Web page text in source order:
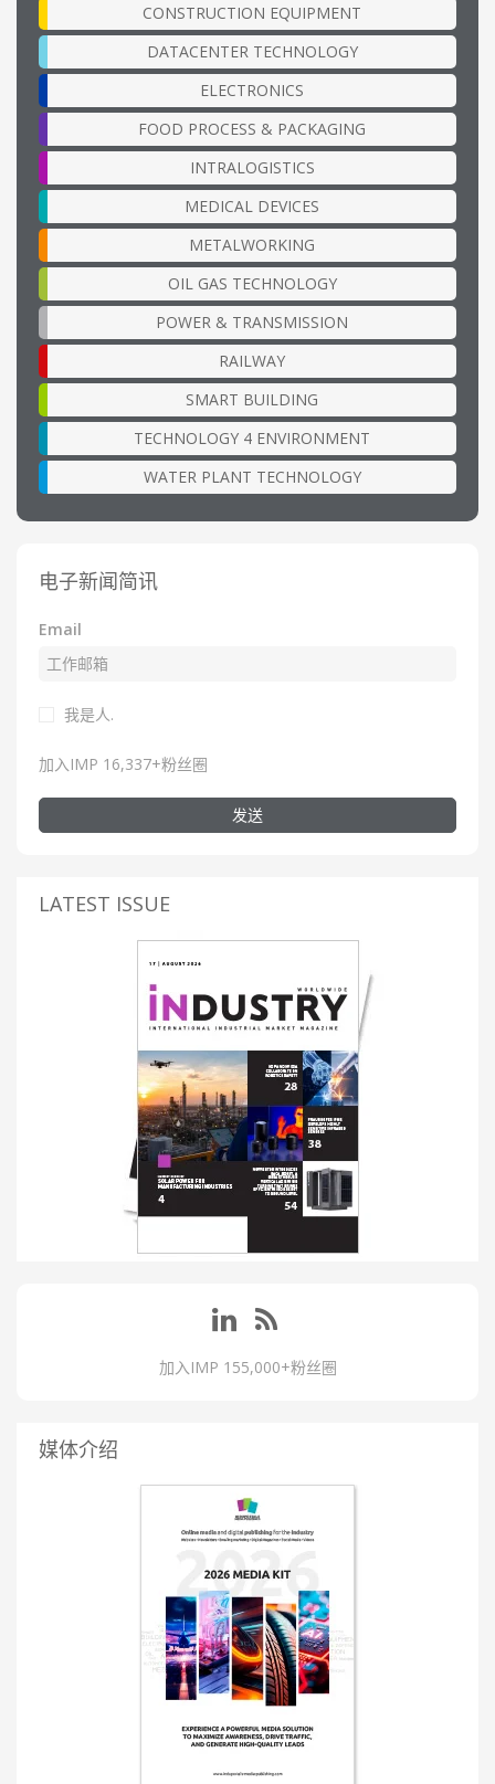
CONSTRUCTION EQUIPMENT
DATACENTER TECHNOLOGY
ELECTRONICS
FOOD PROCESS & PACKAGING
INTRALOGISTICS
MEDICAL DEVICES
METALWORKING
OIL GAS TECHNOLOGY
POWER & TRANSMISSION
RAILWAY
SMART BUILDING
TECHNOLOGY 4 ENVIRONMENT
WATER PLANT TECHNOLOGY
电子新闻简讯
Email
我是人.
加入IMP 16,337+粉丝圈
发送
LATEST ISSUE
加入IMP 155,000+粉丝圈
媒体介绍